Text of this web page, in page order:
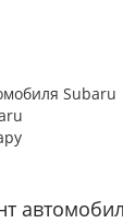
Subaru